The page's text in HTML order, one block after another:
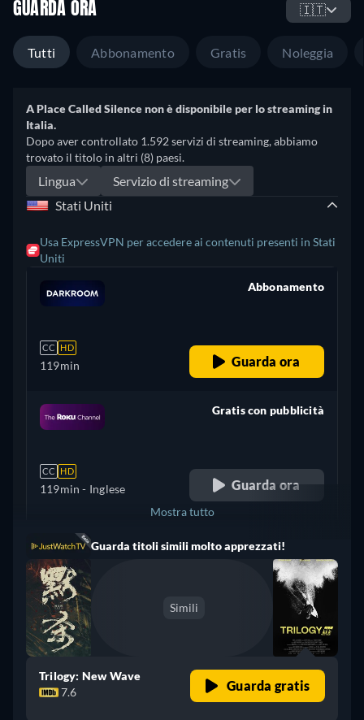
GUARDA ORA 🇮🇹
Tutti Abbonamento Gratis Noleggia
A Place Called Silence non è disponibile per lo streaming in
Italia.
Dopo aver controllato 1.592 servizi di streaming, abbiamo
trovato il titolo in altri (8) paesi.
Lingua
Servizio di streaming
Stati Uniti
Usa ExpressVPN per accedere ai contenuti presenti in Stati
Uniti
CC HD
119min
Abbonamento
Guarda ora
CC HD
119min - Inglese
Gratis con pubblicità
Guarda ora
Regno Unito
Mostra tutto
Guarda titoli simili molto apprezzati!
Simili
Trilogy: New Wave
7.6
Guarda gratis